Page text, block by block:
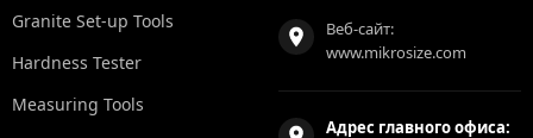
Granite Set-up Tools
Hardness Tester
Measuring Tools
Веб-сайт:
www.mikrosize.com
Адрес главного офиса: